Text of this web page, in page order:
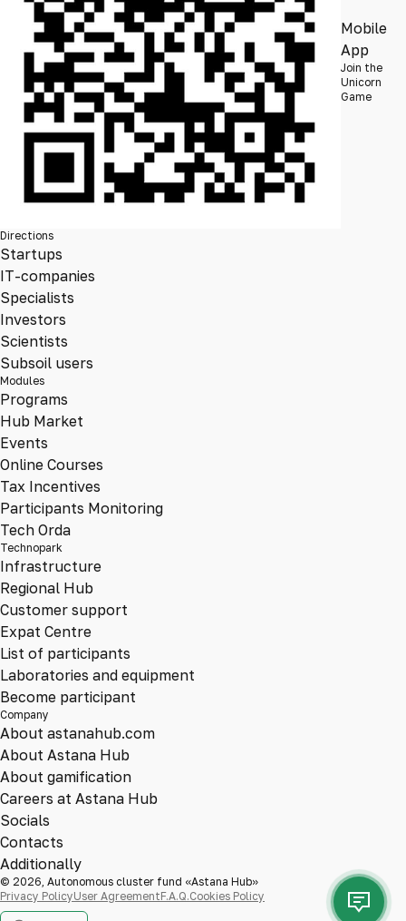
Mobile
App
Join the
Unicorn
Game
Directions
Startups
IT-companies
Specialists
Investors
Scientists
Subsoil users
Modules
Programs
Hub Market
Events
Online Courses
Tax Incentives
Participants Monitoring
Tech Orda
Technopark
Infrastructure
Regional Hub
Customer support
Expat Centre
List of participants
Laboratories and equipment
Become participant
Company
About astanahub.com
About Astana Hub
About gamification
Careers at Astana Hub
Socials
Contacts
Additionally
© 2026, Autonomous cluster fund «Astana Hub»
Privacy PolicyUser AgreementF.A.Q.Cookies Policy